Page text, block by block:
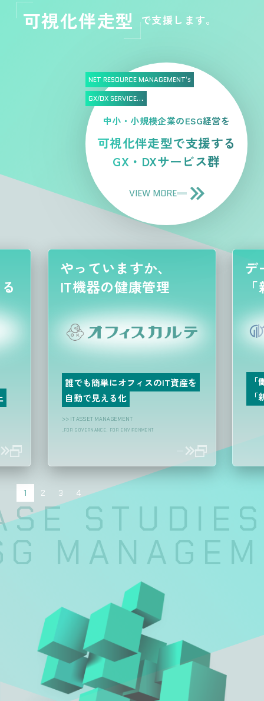
可視化伴走型 で支援します。
NET RESOURCE MANAGEMENT’s
GX/DX SERVICE…
中小・小規模企業のESG経営を
可視化伴走型で支援する
GX・DXサービス群
VIEW MORE
やっていますか、
IT機器の健康管理
誰でも簡単にオフィスのIT資産を
自動で見える化
>> IT ASSET MANAGEMENT
_FOR GOVERNANCE, FOR ENVIRONME
デ
1 2 3 4
STUDIES